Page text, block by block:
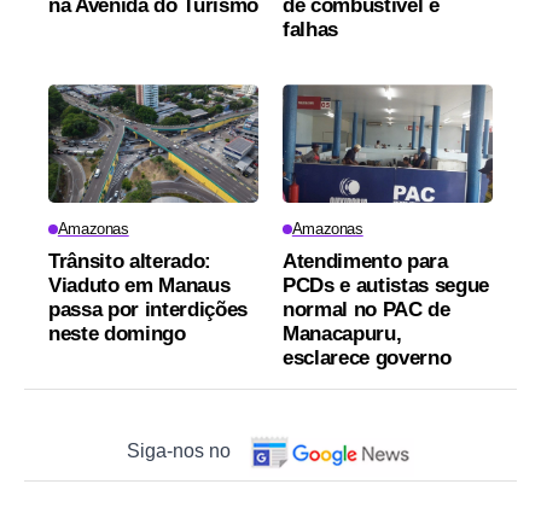
na Avenida do Turismo
de combustível e
falhas
Amazonas
Trânsito alterado:
Viaduto em Manaus
passa por interdições
neste domingo
Amazonas
Atendimento para
PCDs e autistas segue
normal no PAC de
Manacapuru,
esclarece governo
Siga-nos no